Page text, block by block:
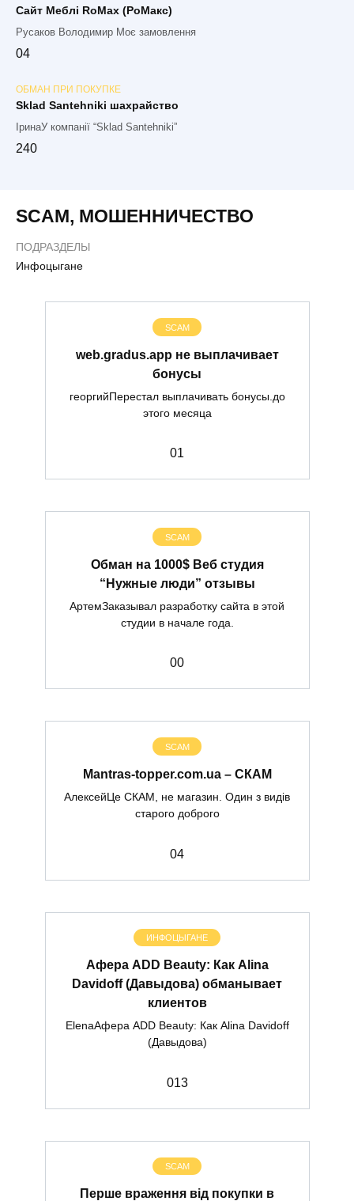
Сайт Меблі RoMax (РоМакс)
Русаков Володимир Моє замовлення
04
ОБМАН ПРИ ПОКУПКЕ
Sklad Santehniki шахрайство
ІринаУ компанії “Sklad Santehniki”
240
SCAM, МОШЕННИЧЕСТВО
ПОДРАЗДЕЛЫ
Инфоцыгане
SCAM
web.gradus.app не выплачивает
бонусы
георгийПерестал выплачивать бонусы.до
этого месяца
01
SCAM
Обман на 1000$ Веб студия
“Нужные люди” отзывы
АртемЗаказывал разработку сайта в этой
студии в начале года.
00
SCAM
Mantras-topper.com.ua – СКАМ
АлексейЦе СКАМ, не магазин. Один з видів
старого доброго
04
ИНФОЦЫГАНЕ
Афера ADD Beauty: Как Alina
Davidoff (Давыдова) обманывает
клиентов
ElenaАфера ADD Beauty: Как Alina Davidoff
(Давыдова)
013
SCAM
Перше враження від покупки в